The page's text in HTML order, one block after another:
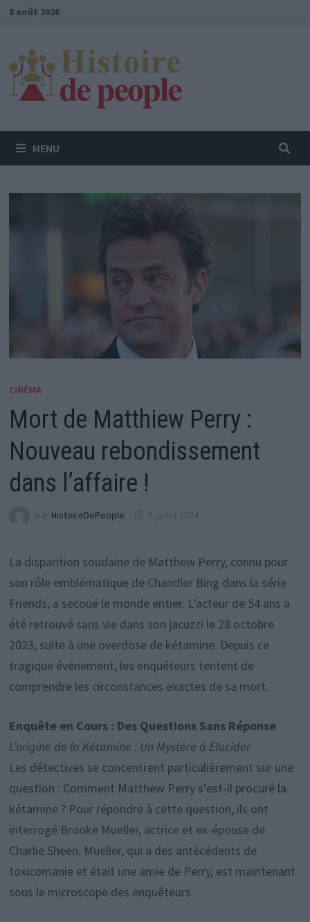
Passer
contenu
8 août 2026
MENU
CINÉMA
Mort de Matthiew Perry :
Nouveau rebondissement
dans l’affaire !
par HistoireDePeople 5 juillet 2024
La disparition soudaine de Matthew Perry, connu pour
son rôle emblématique de Chandler Bing dans la série
Friends, a secoué le monde entier. L’acteur de 54 ans a
été retrouvé sans vie dans son jacuzzi le 28 octobre
2023, suite à une overdose de kétamine. Depuis ce
tragique événement, les enquêteurs tentent de
comprendre les circonstances exactes de sa mort.
Enquête en Cours : Des Questions Sans Réponse
L’origine de la Kétamine : Un Mystère à Élucider
Les détectives se concentrent particulièrement sur une
question : Comment Matthew Perry s’est-il procuré la
kétamine ? Pour répondre à cette question, ils ont
interrogé Brooke Mueller, actrice et ex-épouse de
Charlie Sheen. Mueller, qui a des antécédents de
toxicomanie et était une amie de Perry, est maintenant
sous le microscope des enquêteurs.